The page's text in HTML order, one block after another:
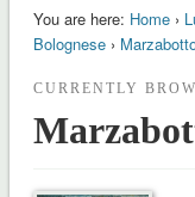
You are here: Home›
Bolognese›
CURRENTLY